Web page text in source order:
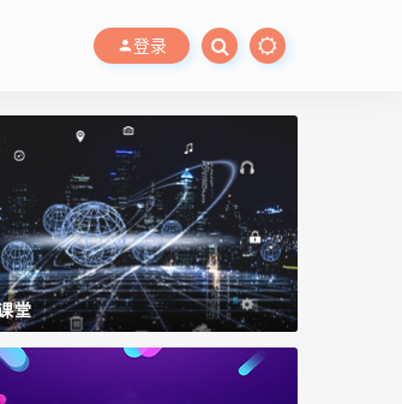
登录
堂